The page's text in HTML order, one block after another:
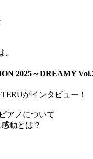
、
2025～DREAMY
がインタビュー！
アノについて
動とは？